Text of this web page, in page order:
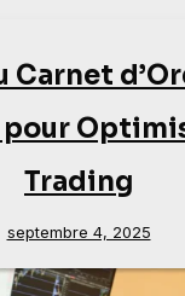
Carnet
pour
Trading
septembre 4, 2025